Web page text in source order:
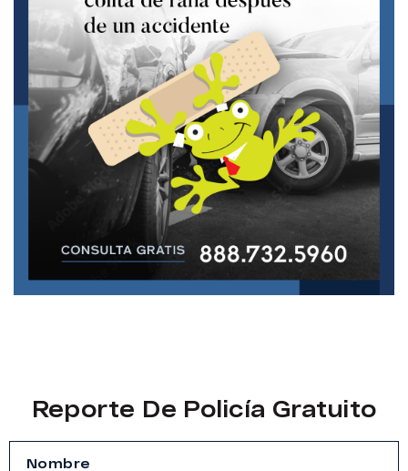
Reporte De Policía Gratuito